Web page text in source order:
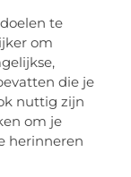
te
om
die je
nuttig zijn
om je
herinneren